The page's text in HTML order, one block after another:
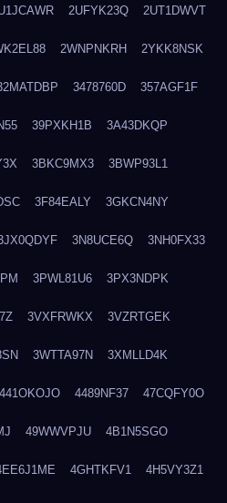
2UFYK23Q 2UT1DWVT
2WNPNKRH 2YKK8NSK
3478760D 357AGF1F
39PXKH1B 3A43DKQP
3BKC9MX3 3BWP93L1
3F84EALY 3GKCN4NY
3N8UCE6Q 3NH0FX33
3PWL81U6 3PX3NDPK
3VXFRWKX 3VZRTGEK
3WTTA97N 3XMLLD4K
441OKOJO 4489NF37 47CQFY0O
49WWVPJU 4B1N5SGO
4GHTKFV1 4H5VY3Z1